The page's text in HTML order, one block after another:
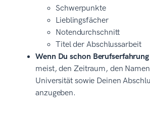
Schwerpunkte
Lieblingsfächer
Notendurchschnitt
Titel der Abschlussarbeit
Wenn Du schon
meist, den Zeitraum, den
Universität sowie Deinen
anzugeben.